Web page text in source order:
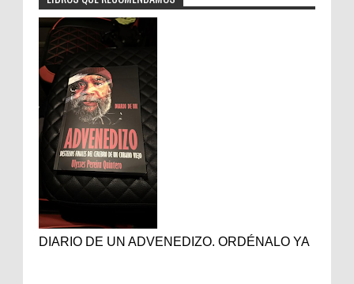
DIARIO DE UN ADVENEDIZO. ORDÉNALO YA